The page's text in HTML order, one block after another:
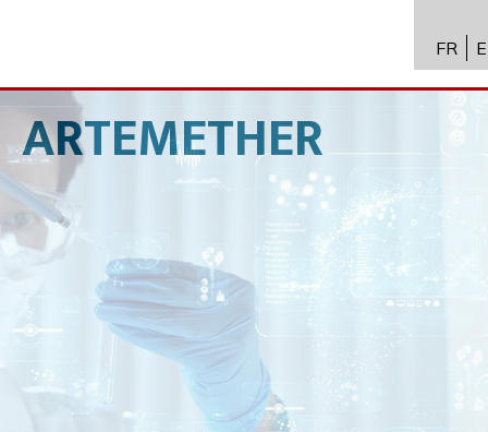
API 수
FR
ARTEMETHER